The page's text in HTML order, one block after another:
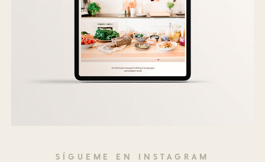
SÍGUEME EN INSTAGRAM